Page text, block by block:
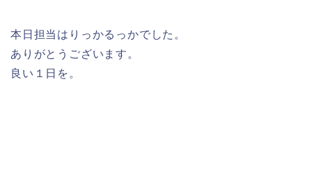
本日担当はりっかるっかでした。
ありがとうございます。
良い１日を。